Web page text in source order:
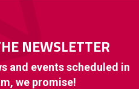
NEWSLETTER
and events scheduled in
we promise!